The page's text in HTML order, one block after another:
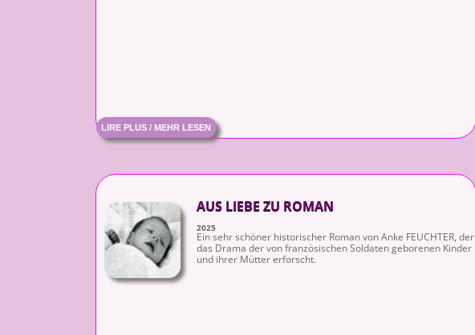
LIRE PLUS / MEHR LESEN
AUS LIEBE ZU ROMAN
2025
Ein sehr schöner historischer Roman von Anke FEUCHTER, der
das Drama der von französischen Soldaten geborenen Kinder
und ihrer Mütter erforscht.